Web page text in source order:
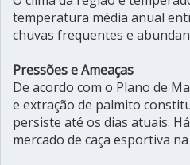
temperatura média anual
chuvas frequentes e
Pressões e Ameaças
De acordo com o Plano de
e extração de palmito
persiste até os dias atuais.
mercado de caça esportiva